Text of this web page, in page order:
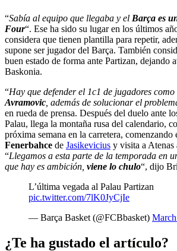
“Sabía al equipo que llegaba y el Barça es
Four“. Ese ha sido su lugar en los últimos
considera que tienen plantilla para repetir,
supone ser jugador del Barça. También
buen estado de forma ante Partizan, dejando
Baskonia.
“Hay que defender el 1c1 de jugadores como
Avramovic , además de solucionar el
en rueda de prensa. Después del duelo ante
Palau, llega la montaña rusa del calendario,
próxima semana en la carretera, comenzando
Fenerbahce de Jasikevicius y visita a Atenas
“Llegamos a esta parte de la temporada en
que hay es ambición, viene lo chulo“, dijo
L’última vegada al Palau Partizan
pic.twitter.com/7lK0JyCjIe
— Barça Basket (@FCBbasket)
¿Te ha gustado el artículo?